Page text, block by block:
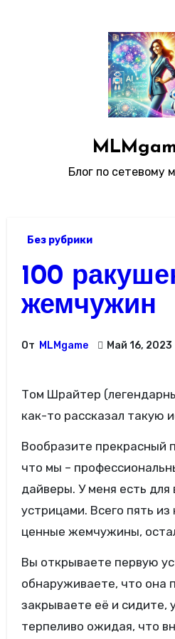
Блог по сетевому
Без рубрики
100
жемчужин
От MLMgame Май 16, 2023
Том Шрайтер (легендарный “Большой Эл”)
как-то рассказал такую
Вообразите прекрасный
что мы –
дайверы. У меня есть для
устрицами. Всего пять
ценные жемчужины,
Вы открываете первую
обнаруживаете, что она
закрываете её и сидите,
терпеливо ожидая, что